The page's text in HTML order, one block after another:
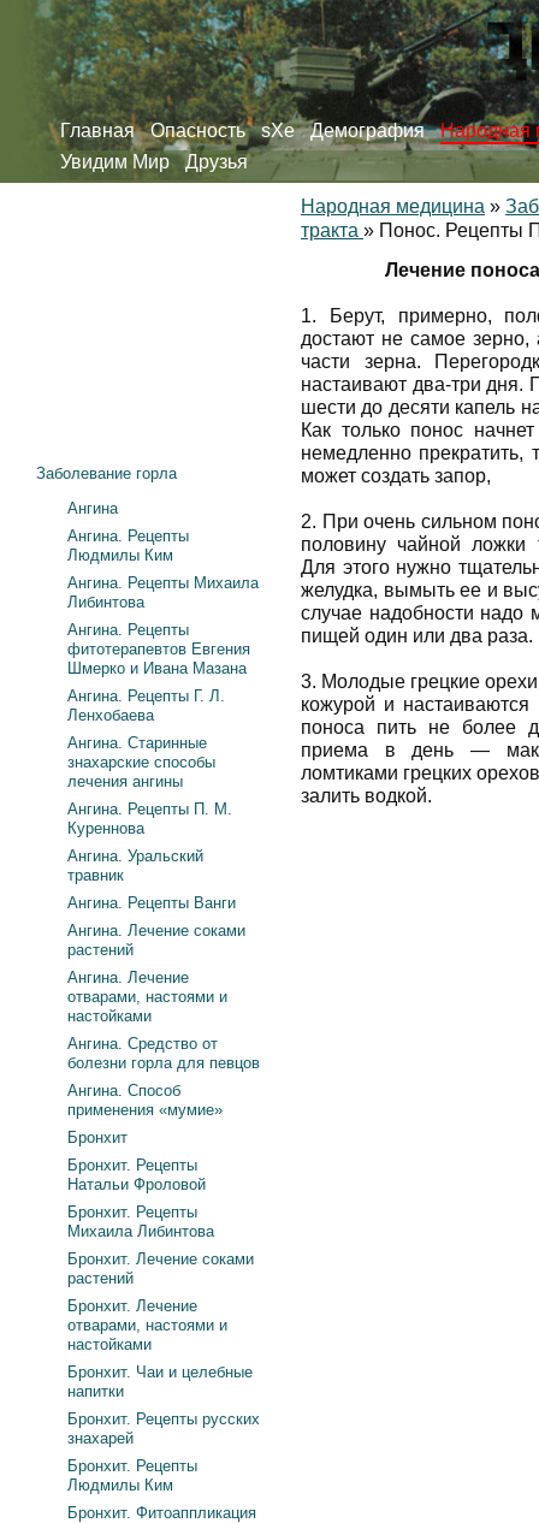
Главная Опасность sXe Демография
Народная
Увидим Мир
Друзья
Народная медицина »
тракта » Понос. Рецепты
Лечение
1. Берут, примерно,
достают не самое зерно,
части зерна.
настаивают два-три дня.
шести до десяти капель
Как только понос
немедленно прекратить,
может создать запор,
2. При очень сильном
половину чайной ложки
Для этого нужно
желудка, вымыть ее и
случае надобности надо
пищей один или два раза.
3. Молодые грецкие
кожурой и
поноса пить не более
приема в день —
ломтиками грецких
залить водкой.
Заболевание горла
Ангина
Ангина. Рецепты
Людмилы Ким
Ангина. Рецепты Михаила
Либинтова
Ангина. Рецепты
фитотерапевтов Евгения
Шмерко и Ивана Мазана
Ангина. Рецепты Г. Л.
Ленхобаева
Ангина. Старинные
знахарские способы
лечения ангины
Ангина. Рецепты П. М.
Куреннова
Ангина. Уральский
травник
Ангина. Рецепты Ванги
Ангина. Лечение соками
растений
Ангина. Лечение
отварами, настоями и
настойками
Ангина. Средство от
болезни горла для певцов
Ангина. Способ
применения «мумие»
Бронхит
Бронхит. Рецепты
Натальи Фроловой
Бронхит. Рецепты
Михаила Либинтова
Бронхит. Лечение соками
растений
Бронхит. Лечение
отварами, настоями и
настойками
Бронхит. Чаи и целебные
напитки
Бронхит. Рецепты русских
знахарей
Бронхит. Рецепты
Людмилы Ким
Бронхит. Фитоаппликация